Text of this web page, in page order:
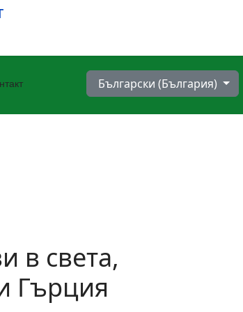
Изберете език
Български (България)
в света,
Гърция